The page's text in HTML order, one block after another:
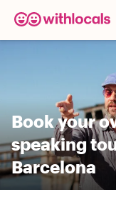
Book your
speaking
Barcelona